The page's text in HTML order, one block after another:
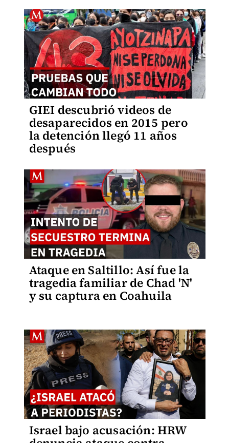
GIEI descubrió videos de
desaparecidos en 2015 pero
la detención llegó 11 años
después
Ataque en Saltillo: Así fue la
tragedia familiar de Chad 'N'
y su captura en Coahuila
Israel bajo acusación: HRW